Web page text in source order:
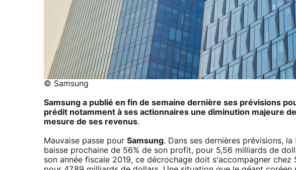
© Samsung
Samsung a publié en fin de semaine dernière ses prévisions
prédit notamment à ses actionnaires une diminution majeure
mesure de ses revenus.
Mauvaise passe pour Samsung. Dans ses dernières prévisions,
baisse prochaine de 56% de son profit, pour 5,56 milliards de
son année fiscale 2019, ce décrochage doit s'accompagner chez